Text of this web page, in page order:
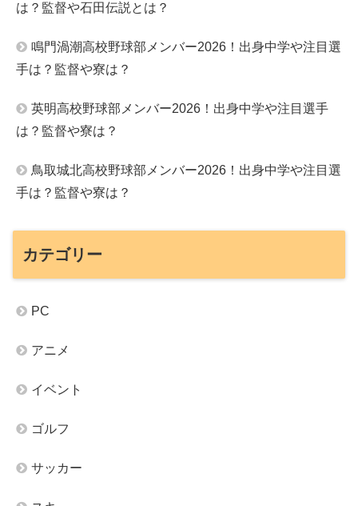
は？監督や石田伝説とは？
鳴門渦潮高校野球部メンバー2026！出身中学や注目選
手は？監督や寮は？
英明高校野球部メンバー2026！出身中学や注目選手
は？監督や寮は？
鳥取城北高校野球部メンバー2026！出身中学や注目選
手は？監督や寮は？
カテゴリー
PC
アニメ
イベント
ゴルフ
サッカー